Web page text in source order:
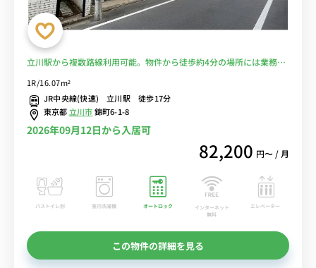
立川駅から複数路線利用可能。物件から徒歩約4分の場所には業務用
スーパー「リカーキング立川錦町店」あり■選べるWi-Fi格安レンタ
1R/16.07m²
JR中央線(快速) 立川駅 徒歩17分
東京都立川市錦町6-1-8
2026年09月12日から入居可
82,200 円〜 / 月
バストイレ別 室内洗濯機 オートロック
インターネット
無料
エレベーター
この物件の詳細を見る